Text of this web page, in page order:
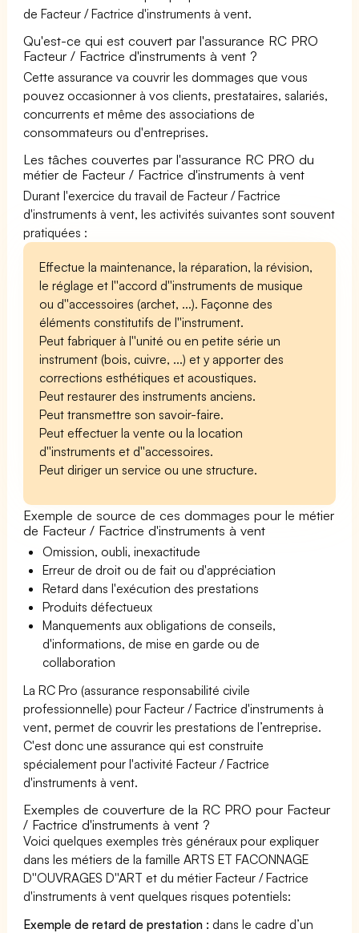
de Facteur / Factrice d'instruments à vent.
Qu'est-ce qui est couvert par l'assurance RC PRO
Facteur / Factrice d'instruments à vent ?
Cette assurance va couvrir les dommages que vous
pouvez occasionner à vos clients, prestataires, salariés,
concurrents et même des associations de
consommateurs ou d'entreprises.
Les tâches couvertes par l'assurance RC PRO du
métier de Facteur / Factrice d'instruments à vent
Durant l'exercice du travail de Facteur / Factrice
d'instruments à vent, les activités suivantes sont souvent
pratiquées :
Effectue la maintenance, la réparation, la révision,
le réglage et l''accord d''instruments de musique
ou d''accessoires (archet, ...). Façonne des
éléments constitutifs de l''instrument.
Peut fabriquer à l''unité ou en petite série un
instrument (bois, cuivre, ...) et y apporter des
corrections esthétiques et acoustiques.
Peut restaurer des instruments anciens.
Peut transmettre son savoir-faire.
Peut effectuer la vente ou la location
d''instruments et d''accessoires.
Peut diriger un service ou une structure.
Exemple de source de ces dommages pour le métier
de Facteur / Factrice d'instruments à vent
Omission, oubli, inexactitude
Erreur de droit ou de fait ou d'appréciation
Retard dans l'exécution des prestations
Produits défectueux
Manquements aux obligations de conseils,
d'informations, de mise en garde ou de
collaboration
La RC Pro (assurance responsabilité civile
professionnelle) pour Facteur / Factrice d'instruments à
vent, permet de couvrir les prestations de l’entreprise.
C'est donc une assurance qui est construite
spécialement pour l'activité Facteur / Factrice
d'instruments à vent.
Exemples de couverture de la RC PRO pour Facteur
/ Factrice d'instruments à vent ?
Voici quelques exemples très généraux pour expliquer
dans les métiers de la famille ARTS ET FACONNAGE
D''OUVRAGES D''ART et du métier Facteur / Factrice
d'instruments à vent quelques risques potentiels:
Exemple de retard de prestation : dans le cadre d’un